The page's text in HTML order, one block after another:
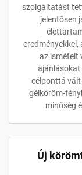
szolgáltatást
jelentősen
eredményekkel,
az ismételt
ajánlásokat
célponttá vált
gélköröm-
minőség
Új